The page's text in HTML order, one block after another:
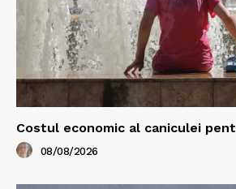
Costul economic al caniculei
08/08/2026